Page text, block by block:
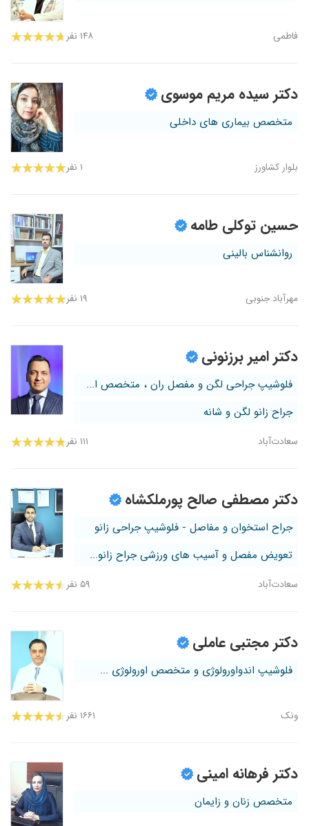
فاطمی ۱۴۸ نفر
دکتر سیده مریم موسوی
متخصص بیماری های داخلی
بلوار کشاورز ۱ نفر
حسین توکلی طامه
روانشناس بالینی
مهرآباد جنوبی ۱۹ نفر
دکتر امیر برزنونی
فلوشیپ جراحی لگن و مفصل ران ، متخصص ا...
جراح زانو لگن و شانه
سعادت‌آباد ۱۱۱ نفر
دکتر مصطفی صالح پورملکشاه
جراح استخوان و مفاصل - فلوشیپ جراحی زانو
تعویض مفصل و آسیب های ورزشی جراح زانو...
سعادت‌آباد ۵۹ نفر
دکتر مجتبی عاملی
فلوشیپ اندواورولوژی و متخصص اورولوژی ...
ونک ۱۶۶۱ نفر
دکتر فرهانه امینی
متخصص زنان و زایمان